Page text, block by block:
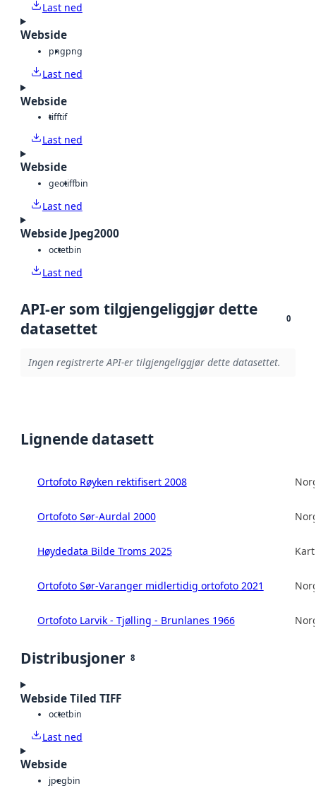
Last ned
Webside
pngpng
Last ned
Webside
tifftif
Last ned
Webside
geotiffbin
Last ned
Webside Jpeg2000
octetbin
Last ned
API-er som tilgjengeliggjør dette
datasettet
0
Ingen registrerte API-er tilgjengeliggjør dette datasettet.
Lignende datasett
Ortofoto Røyken rektifisert 2008
Ortofoto Sør-Aurdal 2000
Høydedata Bilde Troms 2025
Ortofoto Sør-Varanger midlertidig ortofoto 2021
Ortofoto Larvik - Tjølling - Brunlanes 1966
Distribusjoner 8
Webside Tiled TIFF
octetbin
Last ned
Webside
jpegbin